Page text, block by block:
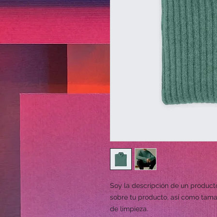
Soy la descripción de un
sobre tu producto, así como
de limpieza.